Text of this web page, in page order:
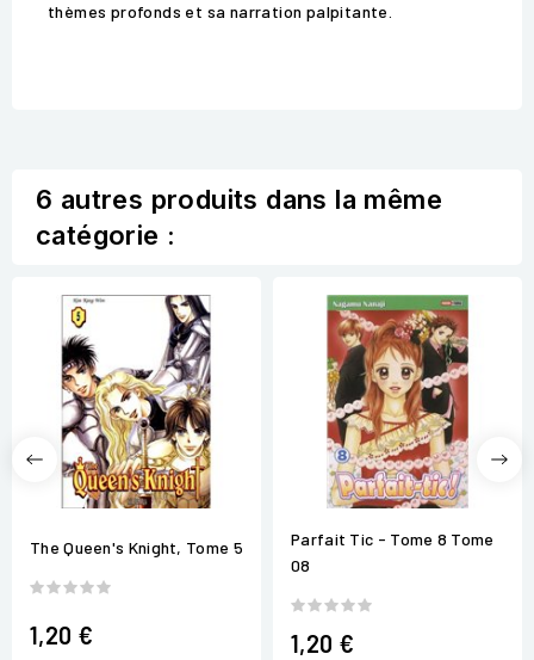
thèmes profonds et sa narration palpitante.
6 autres produits dans la même
catégorie :
The Queen's Knight, Tome 5
1,20 €
Parfait Tic - Tome 8 Tome
08
1,20 €